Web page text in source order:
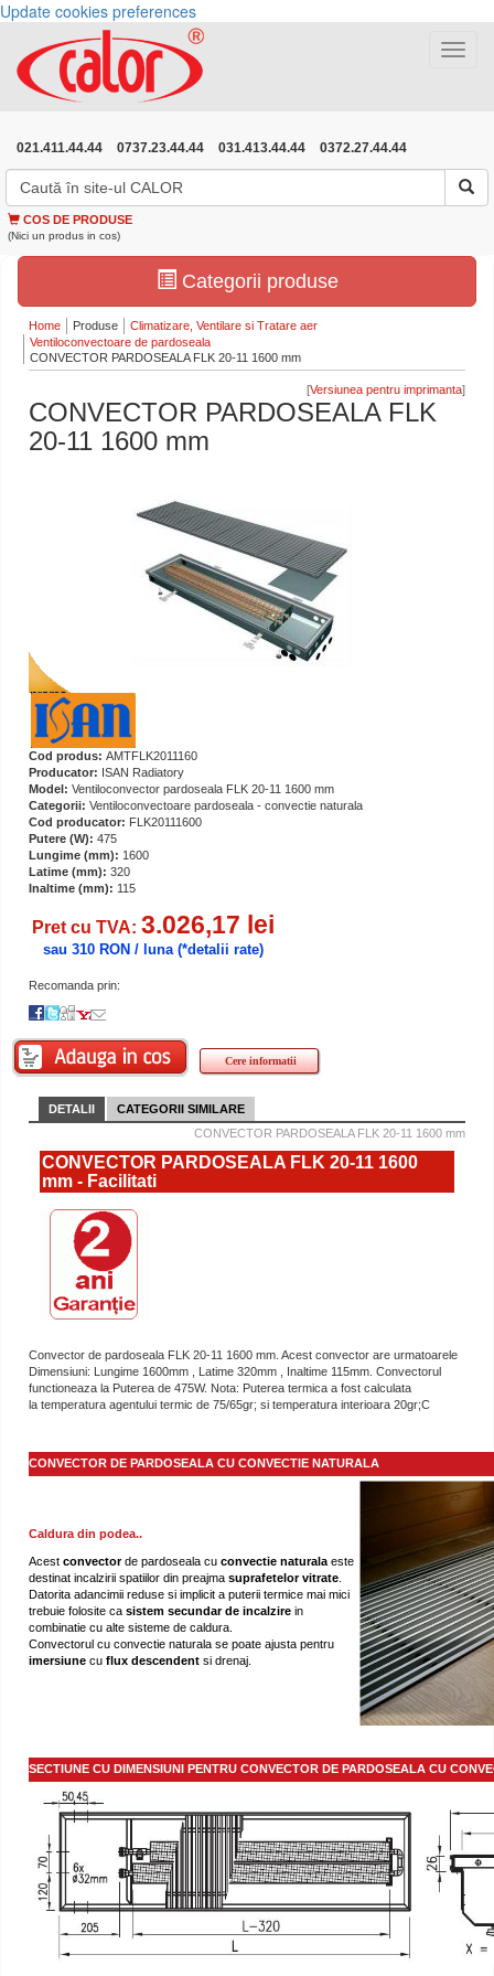
Update cookies preferences
Toggle
021.411.44.44 0737.23.44.44 031.413.44.44 0372.27.44.44
COS DE PRODUSE
(Nici un produs in cos)
Categorii produse
Home Produse
Climatizare, Ventilare si Tratare aer
Ventiloconvectoare de pardoseala
CONVECTOR PARDOSEALA FLK 20-11 1600 mm
[ ]
CONVECTOR PARDOSEALA FLK
20-11 1600 mm
Cod produs: AMTFLK2011160
Producator: ISAN Radiatory
Model: Ventiloconvector pardoseala FLK 20-11 1600 mm
Categorii: Ventiloconvectoare pardoseala - convectie naturala
Cod producator: FLK20111600
Putere (W): 475
Lungime (mm): 1600
Latime (mm): 320
Inaltime (mm): 115
Pret cu TVA: 3.026,17 lei
sau 310 RON / luna (*detalii rate)
Recomanda prin:
Cere informatii
DETALII
CATEGORII SIMILARE
CONVECTOR PARDOSEALA FLK 20-11 1600 mm
CONVECTOR PARDOSEALA FLK 20-11 1600
mm - Facilitati
Convector de pardoseala FLK 20-11 1600 mm. Acest convector are urmatoarele
Dimensiuni: Lungime 1600mm , Latime 320mm , Inaltime 115mm. Convectorul
functioneaza la Puterea de 475W. Nota: Puterea termica a fost calculata
la temperatura agentului termic de 75/65gr; si temperatura interioara 20gr;C
CONVECTOR DE PARDOSEALA CU CONVECTIE NATURALA
Caldura din podea..
Acest convectorde pardoseala cu convectie naturala este
destinat incalzirii spatiilor din preajma suprafetelor vitrate
Datorita adancimii reduse si implicit a puterii termice mai mici
trebuie folosite ca sistem secundar de incalzire in
combinatie cu alte sisteme de caldura.
Convectorul cu convectie naturala se poate ajusta pentru
imersiune cu flux descendent si drenaj.
SECTIUNE CU DIMENSIUNI PENTRU CONVECTOR DE PARDOSEALA CU